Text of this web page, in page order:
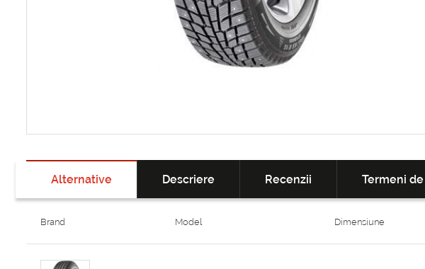
Alternative Descriere Recenzii Termeni
Brand Model Dimensiune